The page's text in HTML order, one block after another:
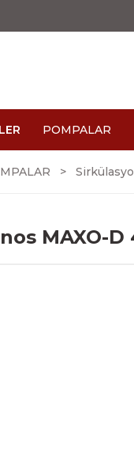
POMPALAR
MAXO-